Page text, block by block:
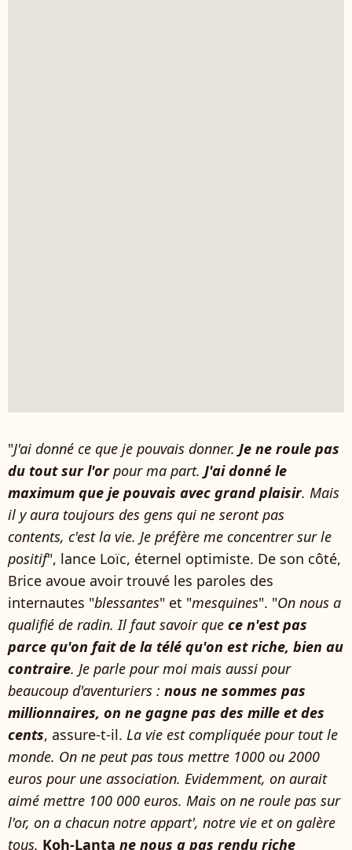
"J'ai donné ce que je pouvais donner. Je ne roule pas
du tout sur l'orpour ma part. J'ai donné le
maximum que je pouvais avec grand plaisir. Mais
il y aura toujours des gens qui ne seront pas
contents, c'est la vie. Je préfère me concentrer sur le
positif", lance Loïc, éternel optimiste. De son côté,
Brice avoue avoir trouvé les paroles des
internautes "blessantes" et "mesquines". "On nous a
qualifié de radin. Il faut savoir que ce n'est pas
parce qu'on fait de la télé qu'on est riche, bien au
contraire. Je parle pour moi mais aussi pour
beaucoup d'aventuriers : nous ne sommes pas
millionnaires, on ne gagne pas des mille et des
cents, assure-t-il. La vie est compliquée pour tout le
monde. On ne peut pas tous mettre 1000 ou 2000
euros pour une association. Evidemment, on aurait
aimé mettre 100 000 euros. Mais on ne roule pas sur
l'or, on a chacun notre appart', notre vie et on galère
tous. Koh-Lanta ne nous a pas rendu riche